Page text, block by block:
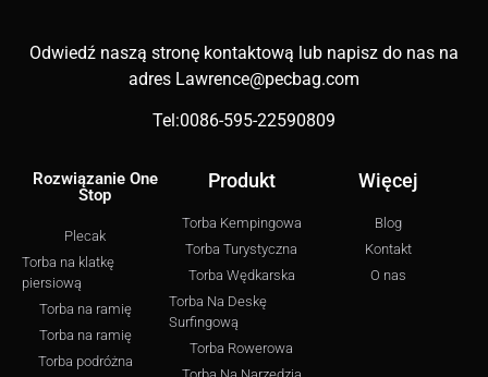
Odwiedź naszą stronę kontaktową lub napisz do nas na
adres Lawrence@pecbag.com
Tel:0086-595-22590809
Rozwiązanie One
Stop
Plecak
Torba na klatkę
piersiową
Torba na ramię
Torba na ramię
Torba podróżna
Produkt
Torba Kempingowa
Torba Turystyczna
Torba Wędkarska
Torba Na Deskę
Surfingową
Torba Rowerowa
Więcej
Blog
Kontakt
O nas